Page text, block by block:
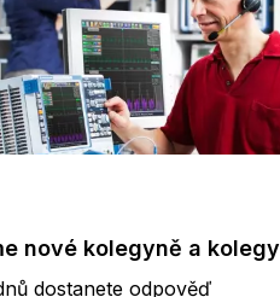
nové kolegyně a kolegy
odpověď
dostanete odpověď